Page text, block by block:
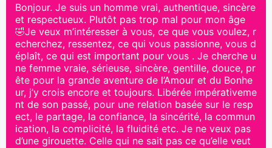
Bonjour. Je suis un homme vrai, authentique, sincère
et respectueux. Plutôt pas trop mal pour mon âge
🤣Je veux m’intéresser à vous, ce que vous voulez, r
echerchez, ressentez, ce qui vous passionne, vous d
éplaît, ce qui est important pour vous . Je cherche u
ne femme vraie, sérieuse, sincère, gentille, douce, pr
ête pour la grande aventure de l’Amour et du Bonhe
ur, j’y crois encore et toujours. Libérée impérativeme
nt de son passé, pour une relation basée sur le resp
ect, le partage, la confiance, la sincérité, la commun
ication, la complicité, la fluidité etc. Je ne veux pas
d’une girouette. Celle qui ne sait pas ce qu’elle veut